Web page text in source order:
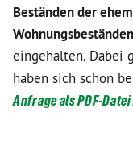
Beständen der
Wohnungsbeständen
eingehalten. Dabei
haben sich schon
Anfrage als PDF-